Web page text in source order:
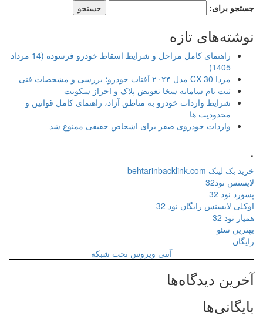
جستجو برای:
نوشته‌های تازه
راهنمای کامل مراحل و شرایط اسقاط خودرو فرسوده (14 مرداد
1405)
مزدا CX-30 مدل ۲۰۲۴ آفتاب خودرو؛ بررسی و مشخصات فنی
ثبت نام سامانه سخا تعویض پلاک و احراز سکونت
شرایط واردات خودرو به مناطق آزاد، راهنمای کامل قوانین و
محدودیت ها
واردات خودروی صفر برای اشخاص حقیقی ممنوع شد
خرید بک لینک behtarinbacklink.com
لایسنس نود32
پسورد نود 32
اوکلی لایسنس رایگان نود 32
همیار نود 32
بهترین سئو
رایگان
آنتی ویروس تحت شبکه
آخرین دیدگاه‌ها
بایگانی‌ها